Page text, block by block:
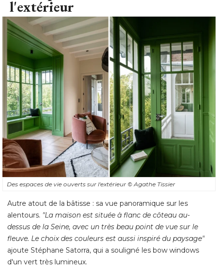
l'extérieur
Des espaces de vie ouverts sur l'extérieur © Agathe Tissier
Autre atout de la bâtisse : sa vue panoramique sur les
alentours. "La maison est située à flanc de côteau au-
dessus de la Seine, avec un très beau point de vue sur le
fleuve. Le choix des couleurs est aussi inspiré du paysage"
ajoute Stéphane Satorra, qui a souligné les bow windows
d'un vert très lumineux.